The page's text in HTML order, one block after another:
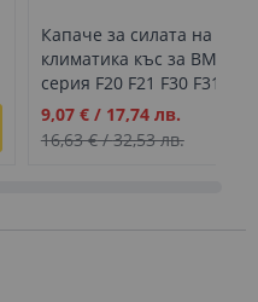
Капаче за силата на
климатика къс за BMW 1
серия F20 F21 F30 F31 F32
F34 F36
Промо
цена
9,07 €/ 17,74 лв.
16,63 €/32,53 лв.